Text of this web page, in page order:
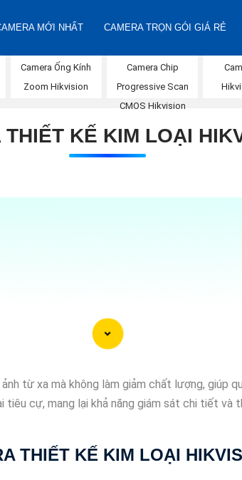
MỚI NHẤT CAMERA TRỌN GÓI GIÁ RẺ
Camera Ống Kính
Zoom Hikvision
Camera Chip
Progressive Scan
CMOS Hikvision
THIẾT KẾ KIM LOẠI
từ xa mà không làm giảm chất lượng, giúp
tiêu cự, mang lại khả năng giám sát chi tiết
THIẾT KẾ KIM LOẠI